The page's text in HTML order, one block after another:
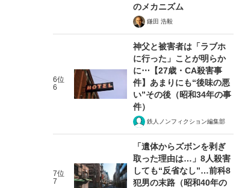
のメカニズム
鎌田 浩毅
6位
6
神父と被害者は「ラブホ
に行った」ことが明らか
に⋯【27歳・CA殺害事
件】あまりにも“後味の悪
い”その後（昭和34年の事
件）
鉄人ノンフィクション編集部
7位
7
「遺体からズボンを剥ぎ
取った理由は…」8人殺害
しても“反省なし”…前科8
犯男の末路（昭和40年の